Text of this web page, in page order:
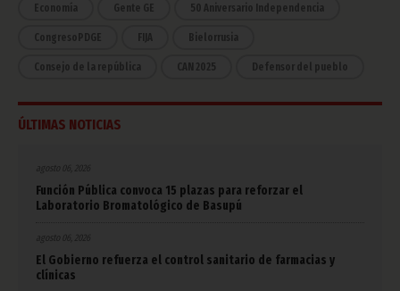
Economía Gente GE 50 Aniversario Independencia
CongresoPDGE FIJA Bielorrusia
Consejo de la república CAN 2025 Defensor del pueblo
ÚLTIMAS NOTICIAS
agosto 06, 2026
Función Pública convoca 15 plazas para reforzar el
Laboratorio Bromatológico de Basupú
agosto 06, 2026
El Gobierno refuerza el control sanitario de farmacias y
clínicas